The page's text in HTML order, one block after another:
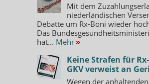
Mit dem
niederländischen
Debatte um Rx-Boni wieder
Das
hat... Mehr »
Keine Strafen für
GKV verweist an
Wegen der